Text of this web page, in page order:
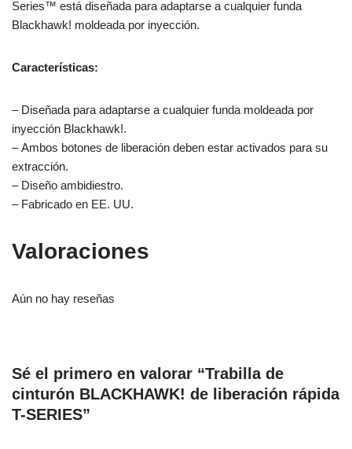
Series™ está diseñada para adaptarse a cualquier funda
Blackhawk! moldeada por inyección.
Características:
– Diseñada para adaptarse a cualquier funda moldeada por
inyección Blackhawk!.
– Ambos botones de liberación deben estar activados para su
extracción.
– Diseño ambidiestro.
– Fabricado en EE. UU.
Valoraciones
Aún no hay reseñas
Sé el primero en valorar “Trabilla de
cinturón BLACKHAWK! de liberación rápida
T-SERIES”